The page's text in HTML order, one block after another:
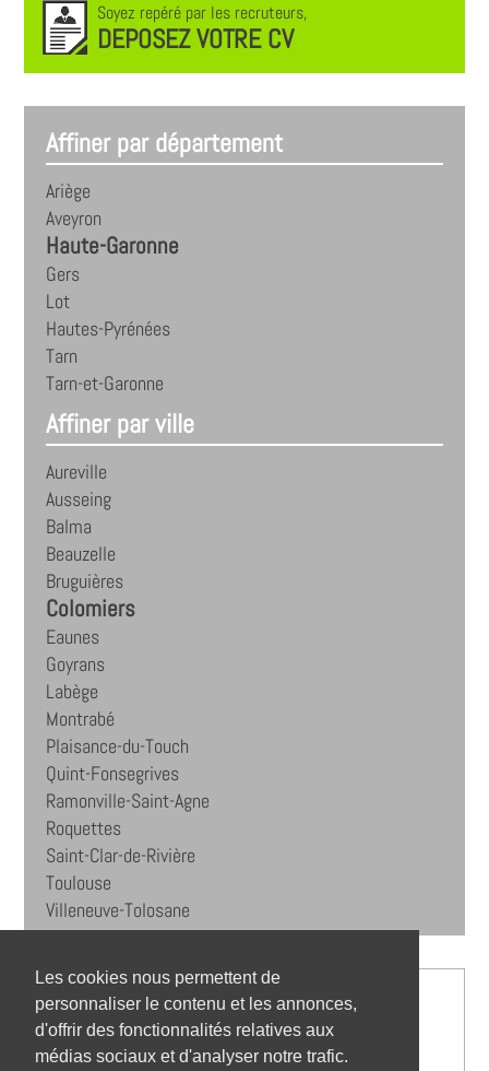
Les cookies nous permettent de
personnaliser le contenu et les annonces,
d'offrir des fonctionnalités relatives aux
médias sociaux et d'analyser notre trafic.
Soyez repéré par les recruteurs,
DEPOSEZ VOTRE CV
Affiner par département
Ariège
Aveyron
Haute-Garonne
Gers
Lot
Hautes-Pyrénées
Tarn
Tarn-et-Garonne
Affiner par ville
Aureville
Ausseing
Balma
Beauzelle
Bruguières
Colomiers
Eaunes
Goyrans
Labège
Montrabé
Plaisance-du-Touch
Quint-Fonsegrives
Ramonville-Saint-Agne
Roquettes
Saint-Clar-de-Rivière
Toulouse
Villeneuve-Tolosane